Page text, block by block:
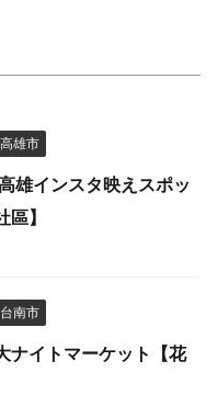
高雄市
雄インスタ映えスポッ
區】
台南市
ナイトマーケット【花